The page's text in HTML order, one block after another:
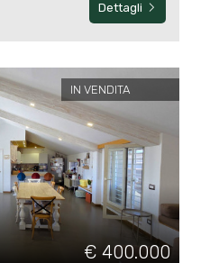
Dettagli
IN VENDITA
€ 400.000